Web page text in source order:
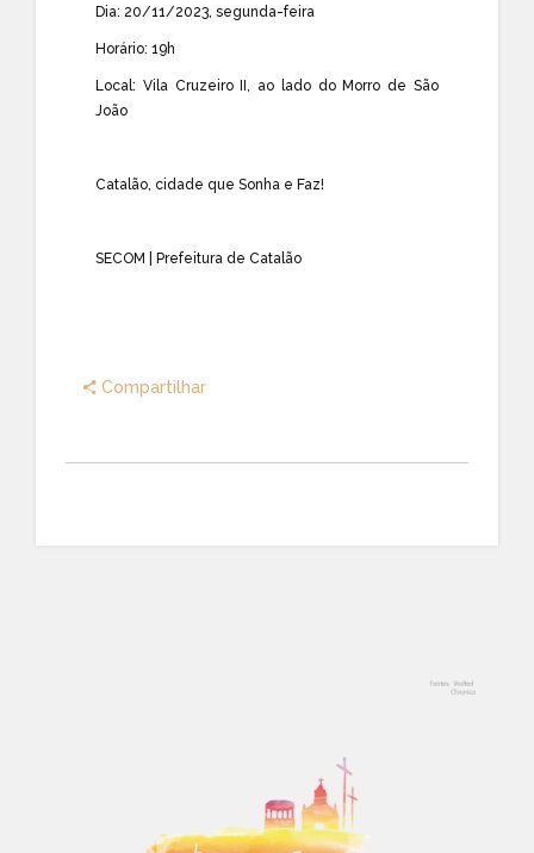
Dia: 20/11/2023, segunda-feira
Horário: 19h
Local: Vila Cruzeiro II, ao lado do Morro de São
João
Catalão, cidade que Sonha e Faz!
SECOM | Prefeitura de Catalão
Compartilhar